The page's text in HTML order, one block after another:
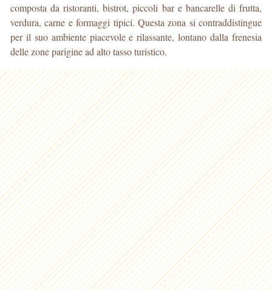
composta da ristoranti, bistrot, piccoli bar e bancarelle di frutta,
verdura, carne e formaggi tipici. Questa zona si contraddistingue
per il suo ambiente piacevole e rilassante, lontano dalla frenesia
delle zone parigine ad alto tasso turistico.